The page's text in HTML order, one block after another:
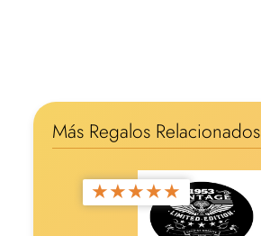
Más Regalos Relacionados
★★★★★